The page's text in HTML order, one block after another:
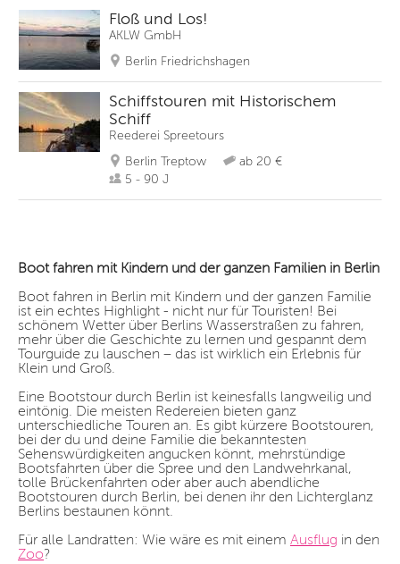
Floß und Los!
AKLW GmbH
Berlin Friedrichshagen
Schiffstouren mit Historischem
Schiff
Reederei Spreetours
Berlin Treptow
ab 20 €
5 - 90 J
Boot fahren mit Kindern und der ganzen Familien in Berlin
Boot fahren in Berlin mit Kindern und der ganzen Familie
ist ein echtes Highlight - nicht nur für Touristen! Bei
schönem Wetter über Berlins Wasserstraßen zu fahren,
mehr über die Geschichte zu lernen und gespannt dem
Tourguide zu lauschen – das ist wirklich ein Erlebnis für
Klein und Groß.
Eine Bootstour durch Berlin ist keinesfalls langweilig und
eintönig. Die meisten Redereien bieten ganz
unterschiedliche Touren an. Es gibt kürzere Bootstouren,
bei der du und deine Familie die bekanntesten
Sehenswürdigkeiten angucken könnt, mehrstündige
Bootsfahrten über die Spree und den Landwehrkanal,
tolle Brückenfahrten oder aber auch abendliche
Bootstouren durch Berlin, bei denen ihr den Lichterglanz
Berlins bestaunen könnt.
Für alle Landratten: Wie wäre es mit einem Ausflug in den
Zoo?